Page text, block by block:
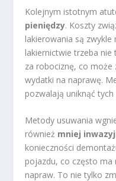
Kolejnym istotnym
pieniędzy. Koszty
lakierowania są zwykle
lakiernictwie trzeba nie
za robociznę, co może
wydatki na naprawę.
pozwalają uniknąć
Metody usuwania
również mniej
konieczności
pojazdu, co często ma
napraw. To nie tylko